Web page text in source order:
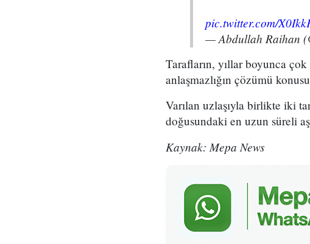
pic.twitter.com/
— Abdullah Raihan
Tarafların, yıllar boyunca çok
anlaşmazlığın çözümü
Varılan uzlaşıyla birlikte iki
doğusundaki en uzun süreli
Kaynak: Mepa News